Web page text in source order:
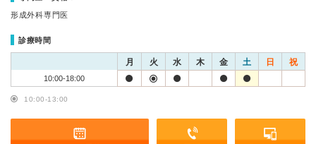
形成外科専門医
診療時間
月 火 水 木 金 土 日 祝
10:00-18:00
10:00-13:00